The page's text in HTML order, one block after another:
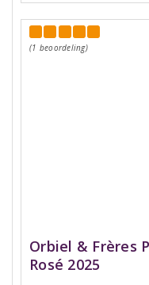
(1 beoordeling)
Orbiel & Frères
Rosé 2025